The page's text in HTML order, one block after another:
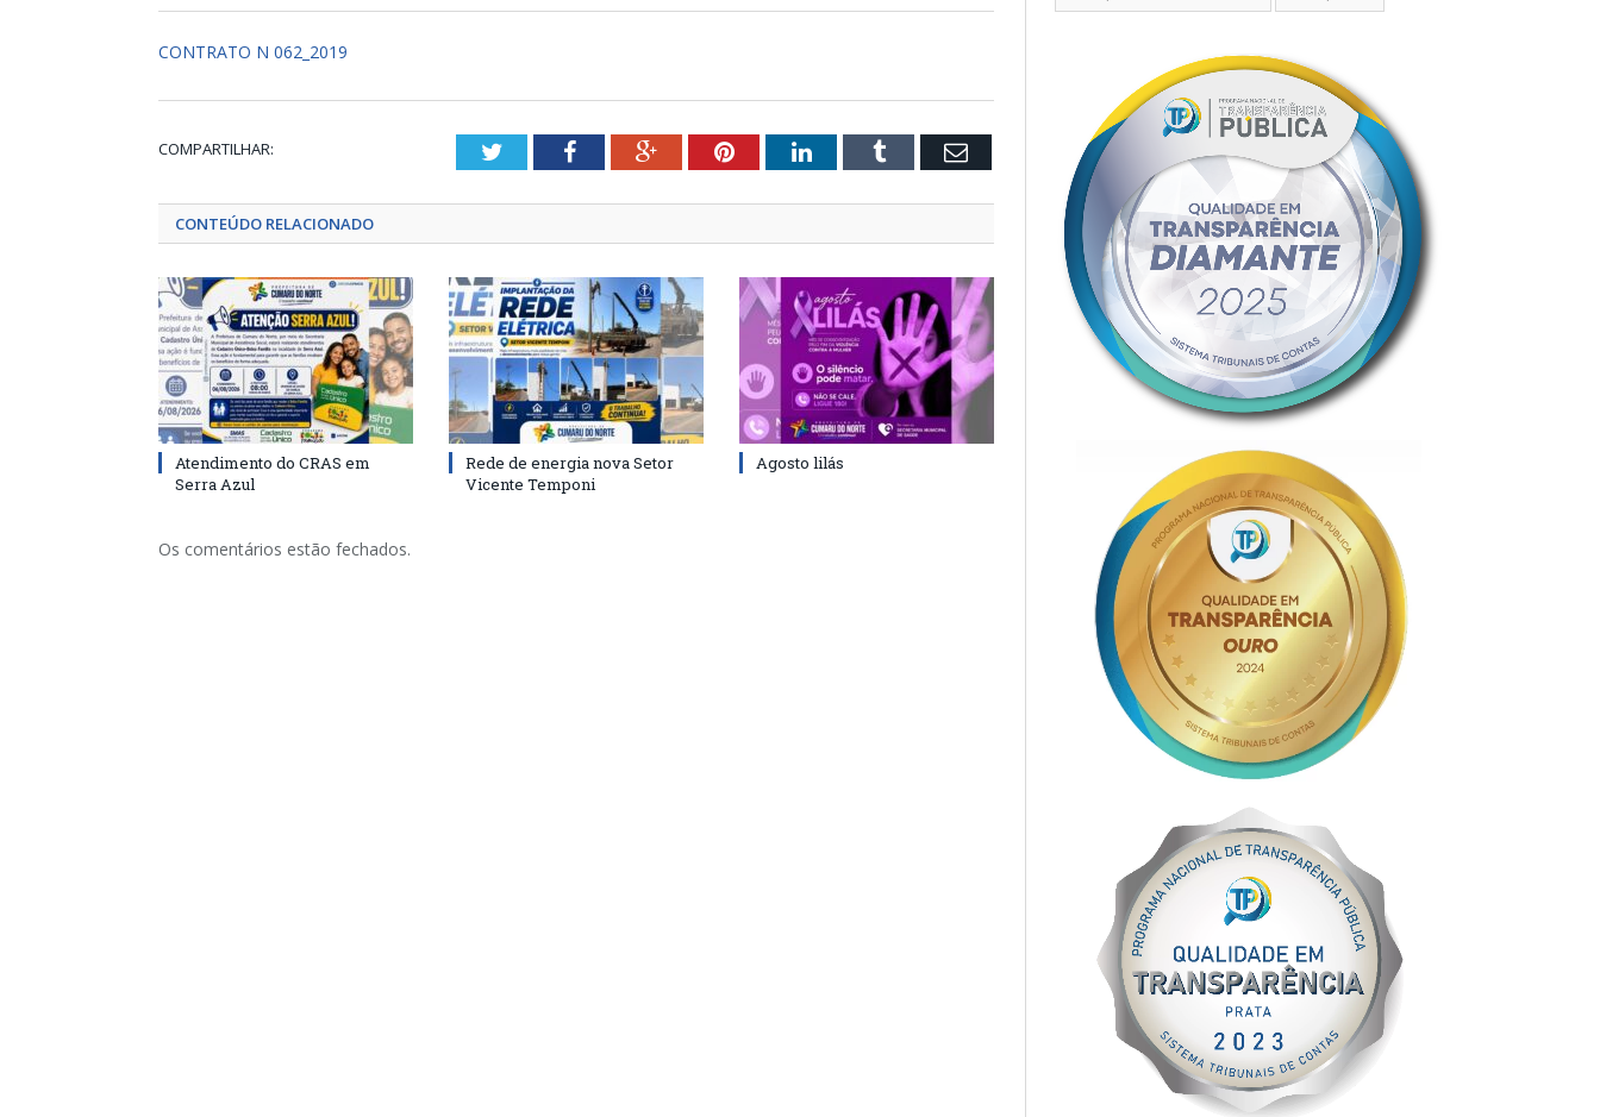
CONTRATO N 062_2019
COMPARTILHAR: TwitterFacebookGoogle+PinterestLinkedInTumblr Email
CONTEÚDO RELACIONADO
Atendimento do CRAS em
Serra Azul
Rede de energia nova Setor
Vicente Temponi
Agosto lilás
Os comentários estão fechados.